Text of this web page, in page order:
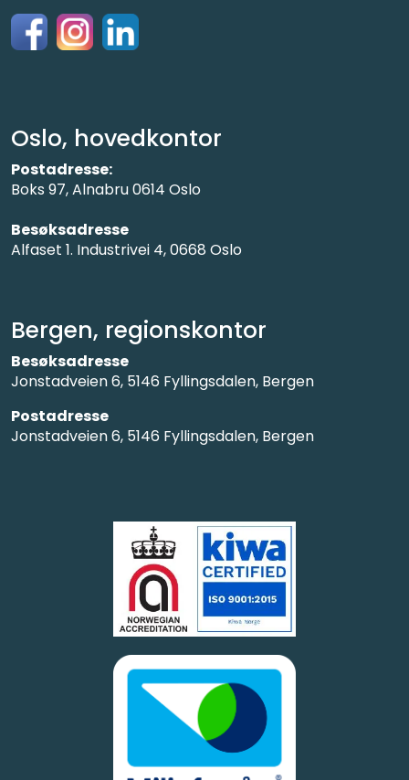
Bergen, regionskontor
Besøksadresse
Jonstadveien 6, 5146 Fyllingsdalen, Bergen
Postadresse
Jonstadveien 6, 5146 Fyllingsdalen, Bergen
Oslo, hovedkontor
Postadresse:
Boks 97, Alnabru 0614 Oslo
Besøksadresse
Alfaset 1. Industrivei 4, 0668 Oslo